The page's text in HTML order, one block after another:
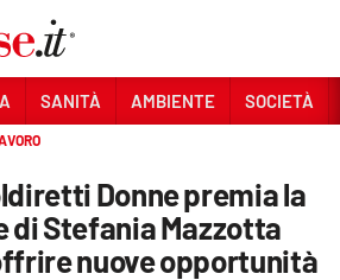
SANITÀ AMBIENTE SOCIETÀ
Donne premia la
Stefania Mazzotta
nuove opportunità